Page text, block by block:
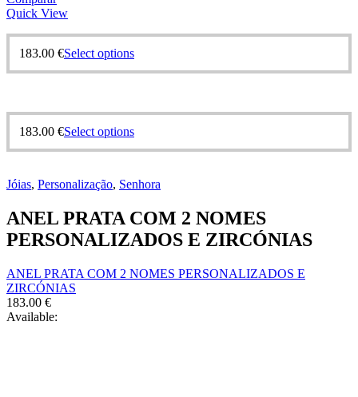
Quick View
183.00 €Select optionsThis
variants.
options
may
chosen
the
product
page
183.00 €Select optionsThis
variants.
options
may
be
on
Jóias, Personalização, Senhora
ANEL PRATA COM 2 NOMES
PERSONALIZADOS E ZIRCÓNIAS
ANEL PRATA COM 2 NOMES PERSONALIZADOS E
ZIRCÓNIAS
183.00 €
Available: